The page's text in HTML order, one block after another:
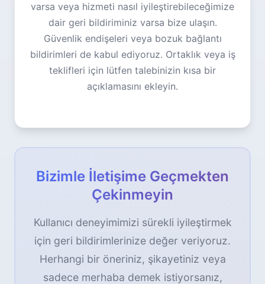
varsa veya hizmeti nasıl iyileştirebileceğimize
dair geri bildiriminiz varsa bize ulaşın.
Güvenlik endişeleri veya bozuk bağlantı
bildirimleri de kabul ediyoruz. Ortaklık veya iş
teklifleri için lütfen talebinizin kısa bir
açıklamasını ekleyin.
Bizimle İletişime Geçmekten
Çekinmeyin
Kullanıcı deneyimimizi sürekli iyileştirmek
için geri bildirimlerinize değer veriyoruz.
Herhangi bir öneriniz, şikayetiniz veya
sadece merhaba demek istiyorsanız,